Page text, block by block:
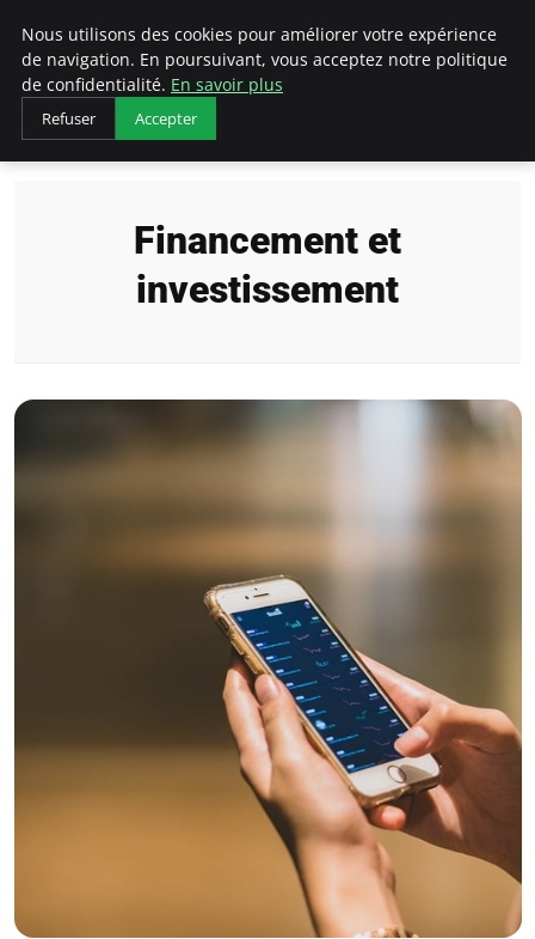
LECFCM
Accueil Financement et investissement
Financement et
investissement
Nous utilisons des cookies pour améliorer votre expérience
de navigation. En poursuivant, vous acceptez notre politique
de confidentialité. En savoir plus
Refuser Accepter